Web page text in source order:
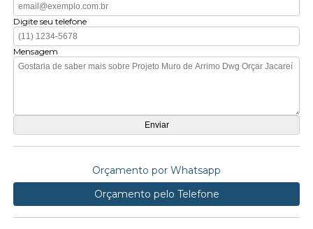
Digite seu telefone
Mensagem
Orçamento por Whatsapp
Orçamento pelo Telefone